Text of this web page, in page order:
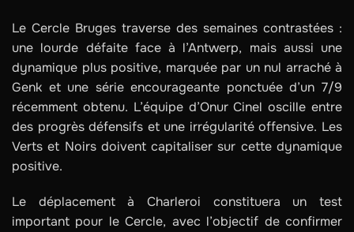
Le Cercle Bruges traverse des semaines contrastées :
une lourde défaite face à l’Antwerp, mais aussi une
dynamique plus positive, marquée par un nul arraché à
Genk et une série encourageante ponctuée d’un 7/9
récemment obtenu. L’équipe d’Onur Cinel oscille entre
des progrès défensifs et une irrégularité offensive. Les
Verts et Noirs doivent capitaliser sur cette dynamique
positive.
Le déplacement à Charleroi constituera un test
important pour le Cercle, avec l’objectif de confirmer